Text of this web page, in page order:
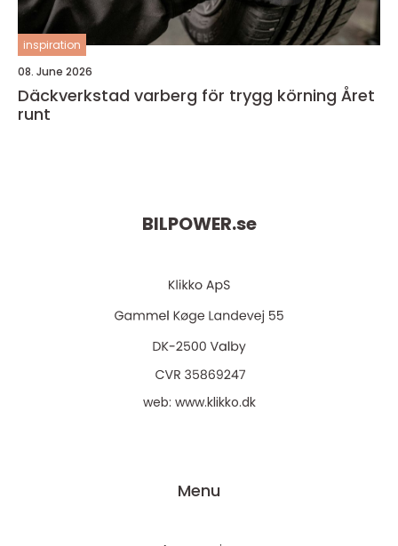
inspiration
08. June 2026
Däckverkstad varberg för trygg körning Året
runt
BILPOWER.se
web: www.klikko.dk
Menu